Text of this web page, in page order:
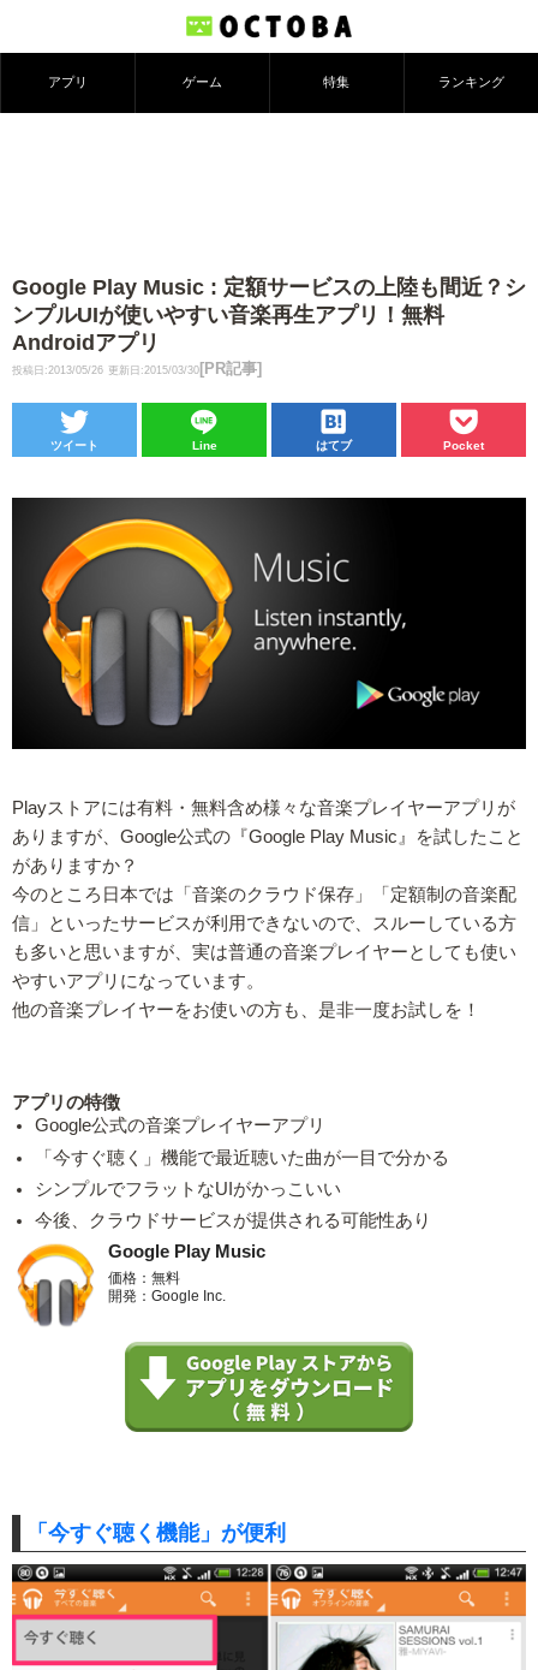
アプリ ゲーム 特集 ランキング
Google Play Music : 定額サービスの上陸も間近？シ
ンプルUIが使いやすい音楽再生アプリ！無料
Androidアプリ
投稿日:2013/05/26 更新日:2015/03/30 [PR記事]
ツイート Line はてブ Pocket
Playストアには有料・無料含め様々な音楽プレイヤーアプリが
ありますが、Google公式の『Google Play Music』を試したこと
がありますか？
今のところ日本では「音楽のクラウド保存」「定額制の音楽配
信」といったサービスが利用できないので、スルーしている方
も多いと思いますが、実は普通の音楽プレイヤーとしても使い
やすいアプリになっています。
他の音楽プレイヤーをお使いの方も、是非一度お試しを！
アプリの特徴
Google公式の音楽プレイヤーアプリ
「今すぐ聴く」機能で最近聴いた曲が一目で分かる
シンプルでフラットなUIがかっこいい
今後、クラウドサービスが提供される可能性あり
Google Play Music
価格：無料
開発：Google Inc.
「今すぐ聴く機能」が便利